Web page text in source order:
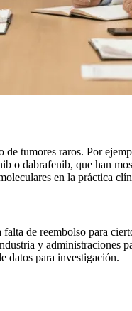
tumores raros. Por
o dabrafenib, que han
en la práctica
de reembolso para
y administraciones
datos para investigación.